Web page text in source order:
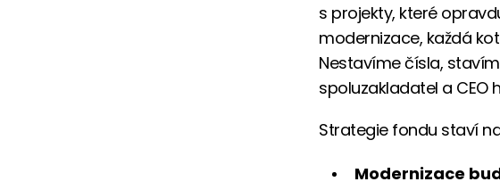
s projekty, které
modernizace, každá
Nestavíme čísla,
spoluzakladatel a CEO
Strategie fondu staví
Modernizace